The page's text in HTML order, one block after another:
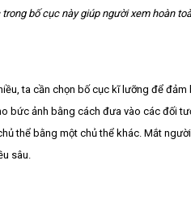
bố cục này giúp người xem hoàn
ta cần chọn bố cục kĩ lưỡng để
bức ảnh bằng cách đưa vào các đối
thể bằng một chủ thể khác. Mắt
sâu.